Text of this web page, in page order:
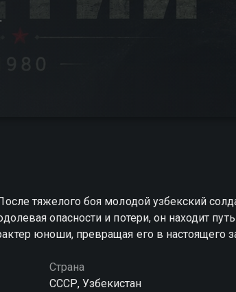
тяжелого боя молодой узбекский
опасности и потери, он находит
юноши, превращая его в настоящего
Страна
СССР, Узбекистан